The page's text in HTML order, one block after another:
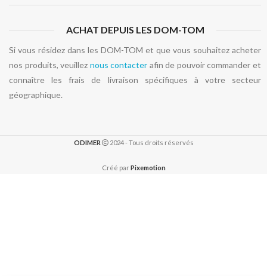
ACHAT DEPUIS LES DOM-TOM
Si vous résidez dans les DOM-TOM et que vous souhaitez acheter
nos produits, veuillez nous contacter afin de pouvoir commander et
connaître les frais de livraison spécifiques à votre secteur
géographique.
ODIMER 2024 - Tous droits réservés
Créé parPixemotion